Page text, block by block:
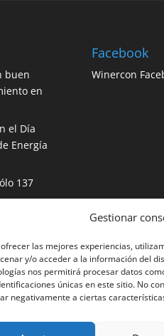
Gestionar
las mejores experiencias,
y/o acceder a la información del
nos permitirá procesar datos
únicas en este sitio. No
negativamente a ciertas
buen
en
el Día
Energía
137
de
Facebook
Winercon